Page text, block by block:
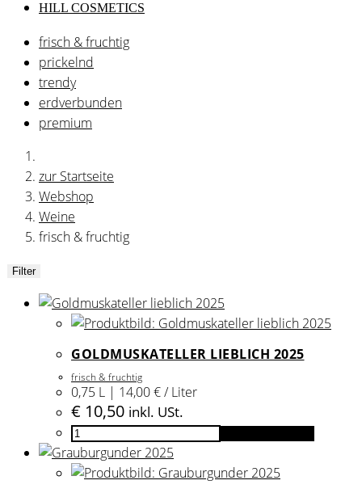
HILL COSMETICS
frisch & fruchtig
prickelnd
trendy
erdverbunden
premium
zur Startseite
Webshop
Weine
frisch & fruchtig
Filter
GOLDMUSKATELLER LIEBLICH 2025
frisch & fruchtig
0,75 L | 14,00 € / Liter
€ 10,50 inkl. USt.
Goldmuskateller
lieblich
2025